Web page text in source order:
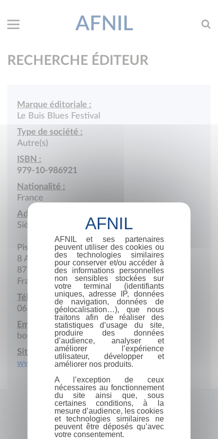
AFNIL
RECHERCHE ÉDITEUR
Marque éditoriale :
Le Buis Blues Festival
Type de société :
Autre(s)
ISBN :
979-10-986921
Nationalité :
France
Adresse :
Siège social
Pissaud
8 Allée de l'Arbre sans Branches
87140 Le Buis
France
Téléphone portable :
06 08 33 79 93
Email :
bourdier.l@wanadoo.fr
Site Internet :
www.lebuisbluesfestival.com
AFNIL et ses partenaires
peuvent utiliser des cookies ou
des technologies similaires
pour conserver et/ou accéder à
des informations personnelles
non sensibles stockées sur
votre terminal (identifiants
uniques, adresse IP, données
de navigation, données de
géolocalisation…), que nous
traitons afin de réaliser des
statistiques d’usage du site,
produire des données
d’audience, analyser et
améliorer l’expérience
utilisateur, développer et
améliorer nos produits.
A l’exception de ceux
nécessaires au fonctionnement
du site ainsi que, sous
certaines conditions, à la
mesure d’audience, les cookies
et technologies similaires ne
peuvent être déposés qu’avec
votre consentement.